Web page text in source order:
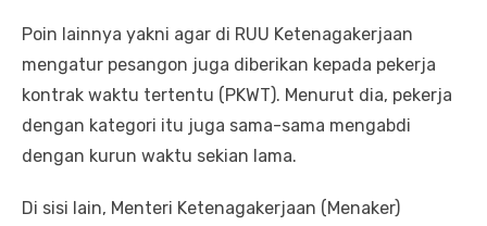
Poin lainnya yakni agar di RUU Ketenagakerjaan
mengatur pesangon juga diberikan kepada pekerja
kontrak waktu tertentu (PKWT). Menurut dia, pekerja
dengan kategori itu juga sama-sama mengabdi
dengan kurun waktu sekian lama.
Di sisi lain, Menteri Ketenagakerjaan (Menaker)